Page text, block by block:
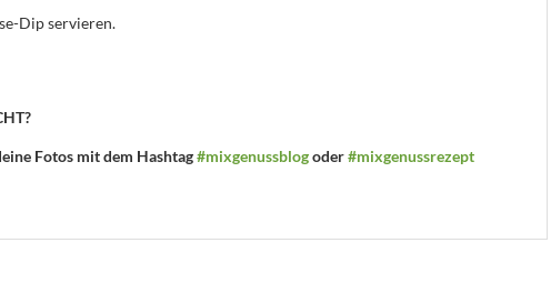
Dip servieren.
Fotos mit dem Hashtag#mixgenussblogoder#mixgenussrezept